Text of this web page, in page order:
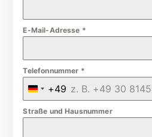
E-Mail-Adresse *
Telefonnummer *
G
e
+49
Straße und Hausnummer